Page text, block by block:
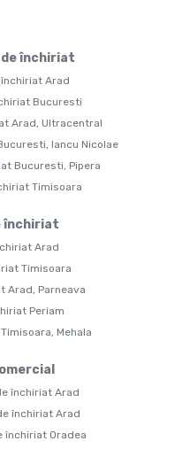
închiriat
Arad
Bucuresti
Arad, Ultracentral
Iancu Nicolae
Bucuresti, Pipera
Timisoara
închiriat
Arad
Timisoara
Arad, Parneava
Periam
Mehala
închiriat Arad
închiriat Arad
închiriat Oradea